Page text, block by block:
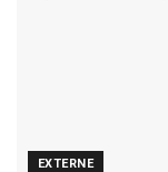
EXTERNE